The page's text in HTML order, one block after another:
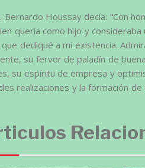
Bernardo Houssay decía: “Con
quería como hijo y
dediqué a mi existencia.
su fervor de paladín de
su espíritu de empresa y
realizaciones y la formación de